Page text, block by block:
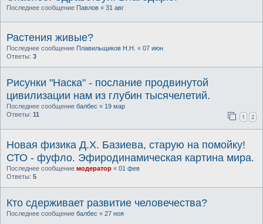
Последнее сообщение Павлов « 31 авг
Растения живые?
Последнее сообщение Плавильщиков Н.Н. « 07 июн
Ответы: 3
Рисунки "Наска" - послание продвинутой
цивилизации нам из глубин тысячелетий.
Последнее сообщение балбес « 19 мар
Ответы: 11 1 2
Новая физика Д.Х. Базиева, старую на помойку!
СТО - фуфло. Эфиродинамическая картина мира.
Последнее сообщение модератор « 01 фев
Ответы: 5
Кто сдерживает развитие человечества?
Последнее сообщение балбес « 27 ноя